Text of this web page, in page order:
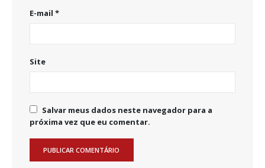
E-mail *
Site
Salvar meus dados neste navegador para a
próxima vez que eu comentar.